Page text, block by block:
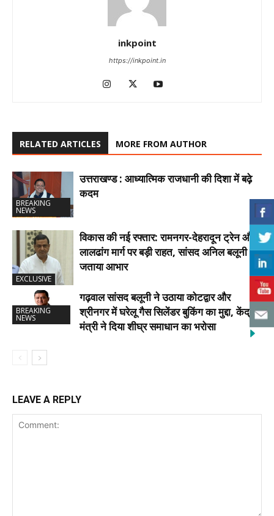
inkpoint
https://inkpoint.in
RELATED ARTICLES MORE FROM AUTHOR
BREAKING
NEWS
उत्तराखण्ड : आध्यात्मिक राजधानी की दिशा में बढ़े
कदम
EXCLUSIVE
विकास की नई रफ्तार: रामनगर-देहरादून ट्रेन और
लालढांग मार्ग पर बड़ी राहत, सांसद अनिल बलूनी ने
जताया आभार
BREAKING
NEWS
गढ़वाल सांसद बलूनी ने उठाया कोटद्वार और
श्रीनगर में घरेलू गैस सिलेंडर बुकिंग का मुद्दा, केंद्रीय
मंत्री ने दिया शीघ्र समाधान का भरोसा
LEAVE A REPLY